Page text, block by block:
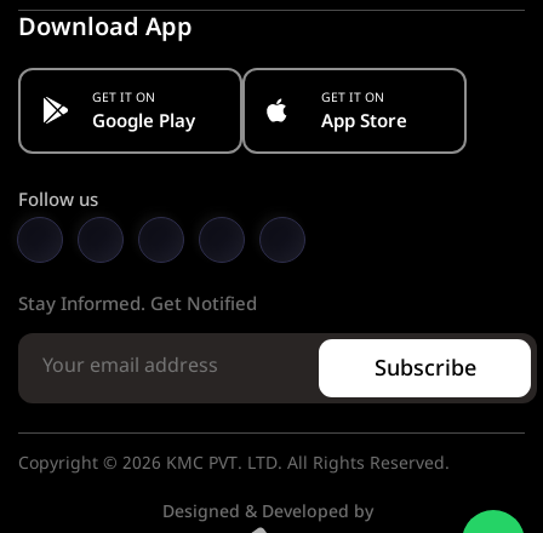
Download App
GET IT ON
Google Play
GET IT ON
App Store
Follow us
Stay Informed. Get Notified
Subscribe
Copyright © 2026 KMC PVT. LTD. All Rights Reserved.
Designed & Developed by